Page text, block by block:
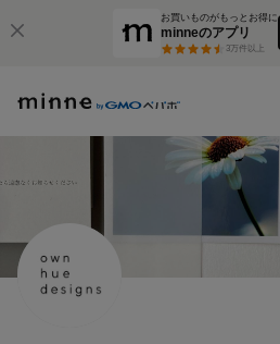
お買いものがもっとお得に
minneのアプリ
3万件以上